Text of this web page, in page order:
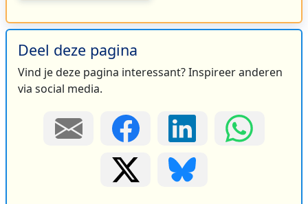
Deel deze pagina
Vind je deze pagina interessant? Inspireer anderen
via social media.